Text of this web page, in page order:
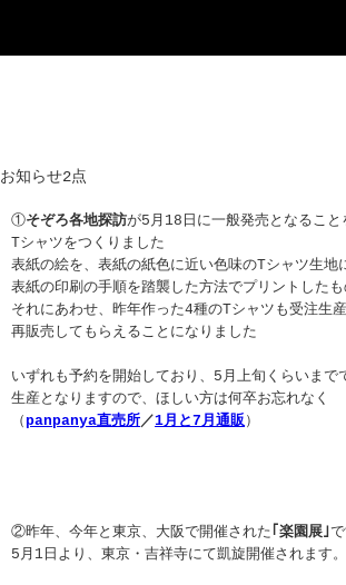
お知らせ2点
①そぞろ各地探訪が5月18日に一般発売となること
Tシャツをつくりました
表紙の絵を、表紙の紙色に近い色味のTシャツ生地
表紙の印刷の手順を踏襲した方法でプリントした
それにあわせ、昨年作った4種のTシャツも受注生
再販売してもらえることになりました
いずれも予約を開始しており、5月上旬くらいまで
生産となりますので、ほしい方は何卒お忘れなく
（panpanya直売所／1月と7月通販）
②昨年、今年と東京、大阪で開催された ｢楽園展｣
5月1日より、東京・吉祥寺にて凱旋開催されます。